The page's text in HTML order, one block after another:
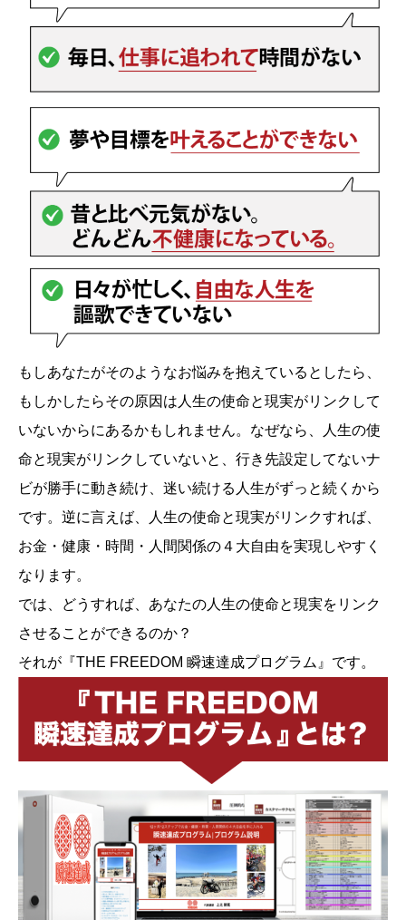
もしあなたがそのようなお悩みを抱えているとしたら、
もしかしたらその原因は人生の使命と現実がリンクして
いないからにあるかもしれません。なぜなら、人生の使
命と現実がリンクしていないと、行き先設定してないナ
ビが勝手に動き続け、迷い続ける人生がずっと続くから
です。逆に言えば、人生の使命と現実がリンクすれば、
お金・健康・時間・人間関係の４大自由を実現しやすく
なります。
では、どうすれば、あなたの人生の使命と現実をリンク
させることができるのか？
それが『THE FREEDOM 瞬速達成プログラム』です。